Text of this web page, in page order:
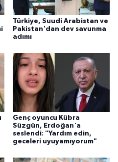
Türkiye, Suudi Arabistan ve
Pakistan'dan dev savunma
adımı
Genç oyuncu Kübra
Süzgün, Erdoğan'a
seslendi: "Yardım edin,
geceleri uyuyamıyorum"